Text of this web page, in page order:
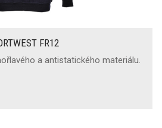
FR12
a antistatického materiálu.